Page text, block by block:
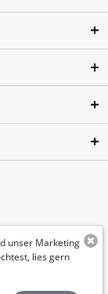
unser Marketing
lies gern